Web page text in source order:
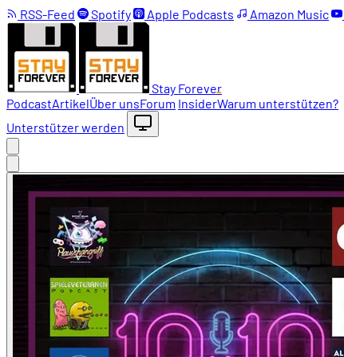
RSS-Feed Spotify Apple Podcasts Amazon Music
Stay Forever
PodcastArtikelÜber unsForum InsiderWarum unterstützen?
Unterstützer werden